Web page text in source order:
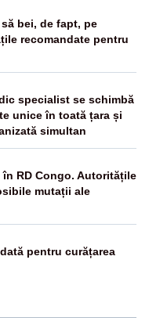
bei, de fapt, pe
recomandate pentru
specialist se schimbă
unice în toată țara și
simultan
RD Congo. Autoritățile
mutații ale
pentru curățarea